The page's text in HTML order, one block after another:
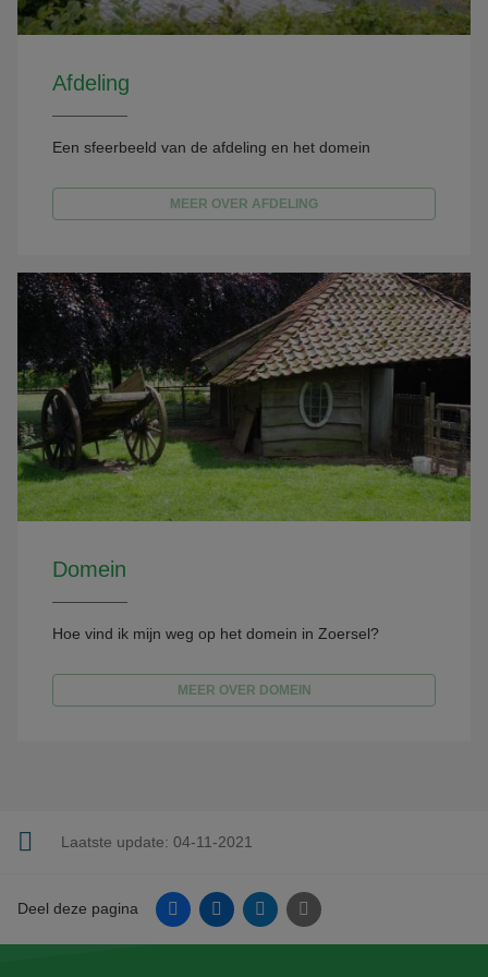
Afdeling
Een sfeerbeeld van de afdeling en het domein
MEER OVER AFDELING
Domein
Hoe vind ik mijn weg op het domein in Zoersel?
MEER OVER DOMEIN
Laatste update: 04-11-2021
Deel deze pagina FacebookLinkedinTwitter E-mail